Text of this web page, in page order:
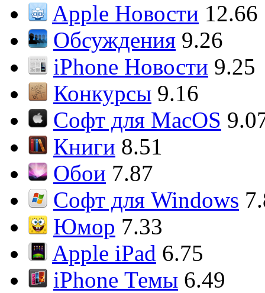
Apple Новости 12.66
Обсуждения 9.26
iPhone Новости 9.25
Конкурсы 9.16
Софт для MacOS
Книги 8.51
Обои 7.87
Софт для Windows
Юмор 7.33
Apple iPad 6.75
iPhone Темы 6.49